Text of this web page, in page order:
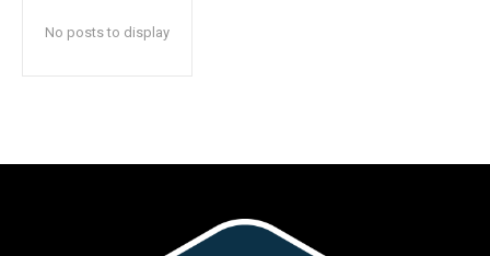
No posts to display